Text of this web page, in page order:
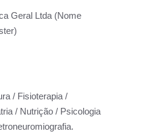
Geral Ltda (Nome
/ Fisioterapia /
/ Nutrição / Psicologia